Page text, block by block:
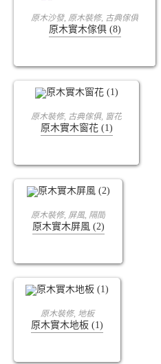
查看內容
原木沙發, 原木裝修, 古典傢俱
原木實木傢俱 (8)
查看內容
原木裝修, 古典傢俱, 窗花
原木實木窗花 (1)
查看內容
原木裝修, 屏風, 隔間
原木實木屏風 (2)
查看內容
原木裝修, 地板
原木實木地板 (1)